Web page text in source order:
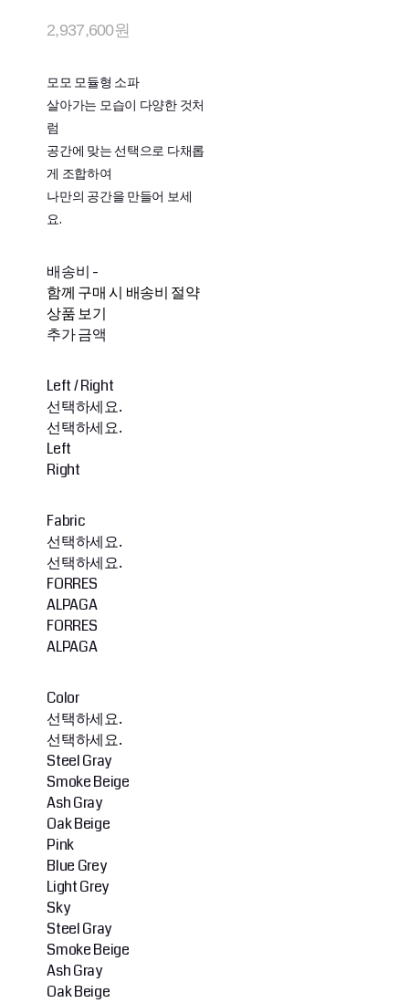
2,937,600원
모모 모듈형 소파
살아가는 모습이 다양한 것처
럼
공간에 맞는 선택으로 다채롭
게 조합하여
나만의 공간을 만들어 보세
요.
배송비 -
함께 구매 시 배송비 절약
상품 보기
추가 금액
Left / Right
선택하세요.
선택하세요.
Left
Right
Fabric
선택하세요.
선택하세요.
FORRES
ALPAGA
FORRES
ALPAGA
Color
선택하세요.
선택하세요.
Steel Gray
Smoke Beige
Ash Gray
Oak Beige
Pink
Blue Grey
Light Grey
Sky
Steel Gray
Smoke Beige
Ash Gray
Oak Beige